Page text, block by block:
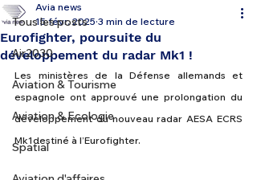
Tous les posts
Air2030
Aviation & Tourisme
Aviation & Ecologie
Spatial
Eurofighter, poursuite du
développement du radar Mk1 !
Avia news
15 févr. 2025 3 min de lecture
Les ministères de la Défense allemands et
espagnole ont approuvé une prolongation du
développement du nouveau radar AESA ECRS
Mk1destiné à l’Eurofighter.